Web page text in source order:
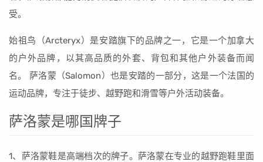
受。
始祖鸟（Arcteryx）是安踏旗下的品牌之一，它是一个加拿大
的户外品牌，以其高品质的外套、背包和其他户外装备而闻
名。 萨洛蒙（Salomon）也是安踏的一部分，这是一个法国的
运动品牌，专注于徒步、越野跑和滑雪等户外活动装备。
萨洛蒙是哪国牌子
1、萨洛蒙鞋是高端档次的牌子。萨洛蒙在专业的越野跑鞋里面